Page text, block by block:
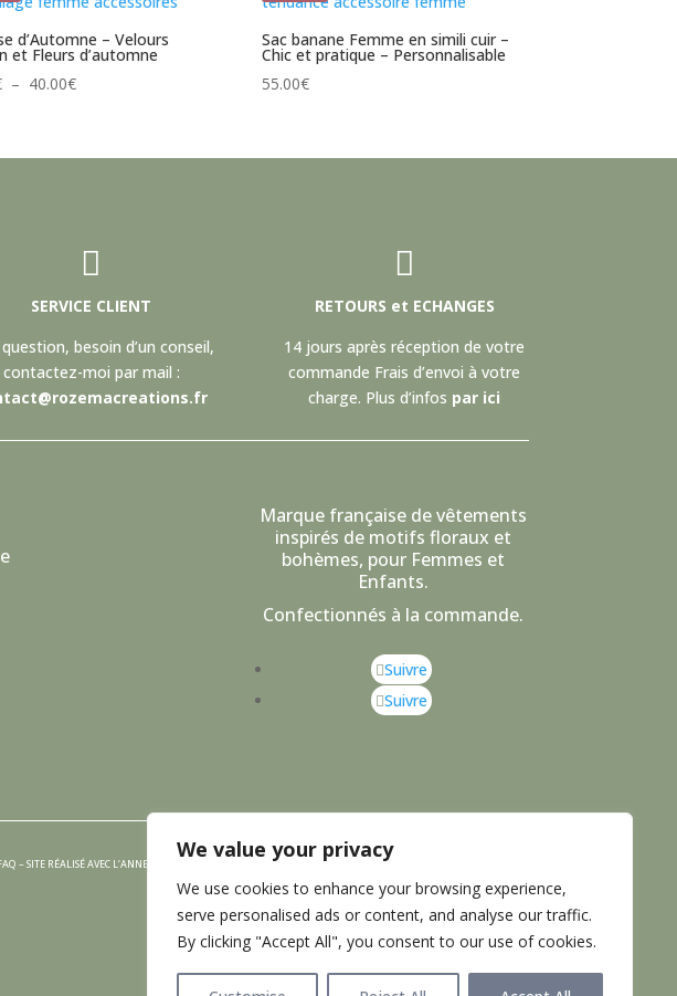
We value your privacy
We use cookies to enhance your browsing experience,
serve personalised ads or content, and analyse our traffic.
By clicking "Accept All", you consent to our use of cookies.
d’Automne – Velours
et Fleurs d’automne
– 40.00€Plage
32.00€
Sac banane Femme en simili cuir –
Chic et pratique – Personnalisable
55.00€

SERVICE CLIENT
besoin d’un conseil,
contactez-moi par mail :

RETOURS et ECHANGES
14 jours après réception de votre
commande Frais d’envoi à votre
charge. Plus d’infos par ici
Marque française de vêtements
inspirés de motifs floraux et
bohèmes, pour Femmes et
Enfants.
Confectionnés à la commande.
Suivre
Suivre
– SITE RÉALISÉ AVEC L’ANNEXE CREATIVE BRIGITTE PALARIC PHTOGRAPHE